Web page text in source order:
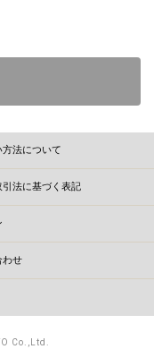
方法について
引法に基づく表記
わせ
Co.,Ltd.